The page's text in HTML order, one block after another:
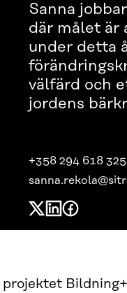
Sanna
där målet är
under detta
välfärd och
jordens
+358 294 618 325
projektet